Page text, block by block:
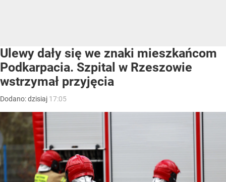
Ulewy dały się we znaki mieszkańcom
Podkarpacia. Szpital w Rzeszowie
wstrzymał przyjęcia
Dodano:dzisiaj 17:05